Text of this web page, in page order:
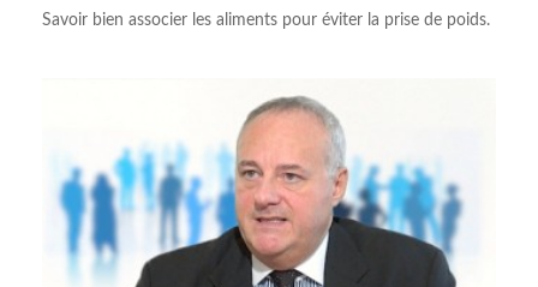
Savoir bien associer les aliments pour éviter la prise de poids.